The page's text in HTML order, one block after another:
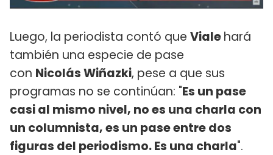
Luego, la periodista contó que Vialehará
también una especie de pase
con Nicolás Wiñazki, pese a que sus
programas no se continúan: "Es un pase
casi al mismo nivel, no es una charla con
un columnista, es un pase entre dos
figuras del periodismo. Es una charla".